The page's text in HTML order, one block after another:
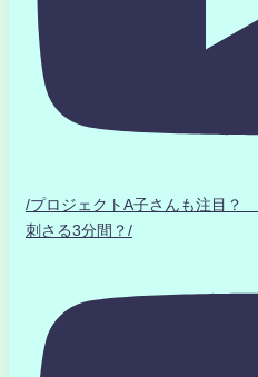
/プロジェクトA子さんも注目
刺さる3分間？/